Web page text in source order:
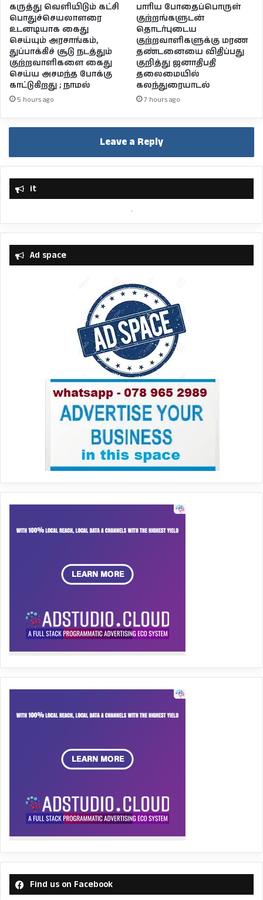
கருத்து வெளியிடும் கட்சி
பொதுச்செயலாளரை
உடனடியாக கைது
செய்யும் அரசாங்கம்,
துப்பாக்கிச் சூடு நடத்தும்
குற்றவாளிகளை கைது
செய்ய அசமந்த போக்கு
காட்டுகிறது ; நாமல்
5 hours ago
பாரிய போதைப்பொருள்
குற்றங்களுடன்
தொடர்புடைய
குற்றவாளிகளுக்கு மரண
தண்டனையை விதிப்பது
குறித்து ஜனாதிபதி
தலைமையில்
கலந்துரையாடல்
7 hours ago
Leave a Reply
it
Ad space
Find us on Facebook